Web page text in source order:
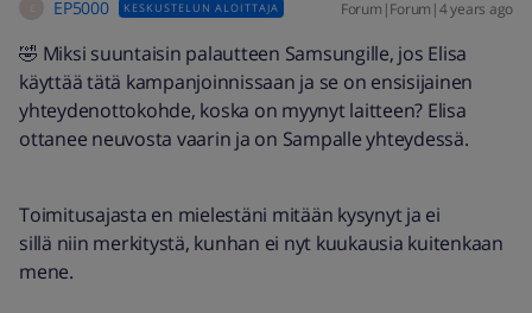
EP5000 KESKUSTELUN ALOITTAJA Forum|Forum|4 years ago
🤣 Miksi suuntaisin palautteen Samsungille, jos Elisa
käyttää tätä kampanjoinnissaan ja se on ensisijainen
yhteydenottokohde, koska on myynyt laitteen? Elisa
ottanee neuvosta vaarin ja on Sampalle yhteydessä.
Toimitusajasta en mielestäni mitään kysynyt ja ei
sillä niin merkitystä, kunhan ei nyt kuukausia kuitenkaan
mene.